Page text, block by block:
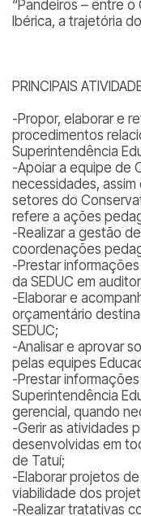
“Pandeiros – entre
Ibérica, a trajetória
PRINCIPAIS
-Propor, elaborar e
procedimentos
Superintendência
-Apoiar a equipe de
necessidades,
setores do
refere a ações
-Realizar a gestão
coordenações
-Prestar
da SEDUC em
-Elaborar e
orçamentário
SEDUC;
-Analisar e aprovar
pelas equipes
-Prestar
Superintendência
gerencial, quando
-Gerir as atividades
desenvolvidas em
de Tatuí;
-Elaborar projetos
viabilidade dos
-Realizar tratativas